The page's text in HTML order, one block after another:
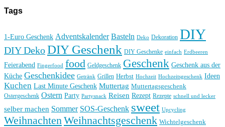
Tags
1-Euro Geschenk Adventskalender Basteln Deko Dekoration DIY
DIY DekoDIY Geschenk DIY Geschenke einfach Erdbeeren
Feierabend Fingerfood food Geldgeschenk Geschenk Geschenk aus der
Küche Geschenkidee Getränk Grillen Herbst Hochzeit Hochzeitsgeschenk Ideen
Kuchen Last Minute Geschenk Muttertag Muttertagsgeschenk
Ostergeschenk Ostern Party Partysnack Reisen Rezept Rezepte schnell und lecker
selber machen Sommer SOS-Geschenk sweet Upcycling
WeihnachtenWeihnachtsgeschenk Wichtelgeschenk